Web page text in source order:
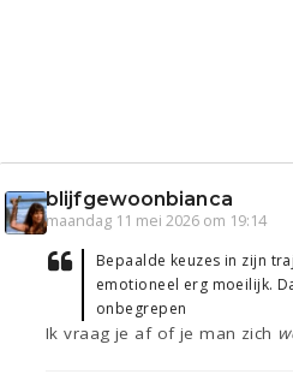
blijfgewoonbianca
maandag 11 mei 2026 om 19:14
Bepaalde keuzes in zijn
emotioneel erg moeilijk.
onbegrepen
Ik vraag je af of je man zich